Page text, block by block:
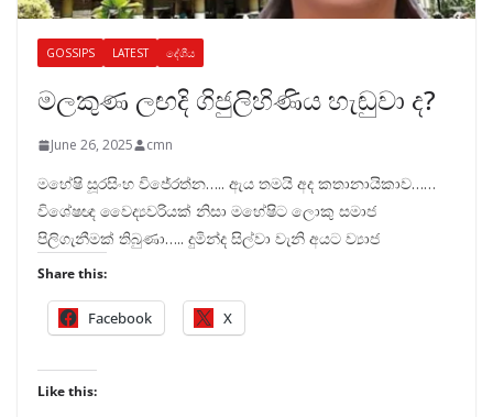
GOSSIPS LATEST දේශීය
මලකුණ ලඟදි ගිජුලිහිණිය හැඬුවා ද?
June 26, 2025 cmn
මහේෂි සූරසිංහ විජේරත්න….. ඇය තමයි අද කතානායිකාව……
විශේෂඥ වෛද්‍යවරියක් නිසා මහේෂිට ලොකු සමාජ
පිලිගැනීමක් තිබුණා….. දුමින්ද සිල්වා වැනි අයට ව්‍යාජ
Share this:
Facebook X
Like this: